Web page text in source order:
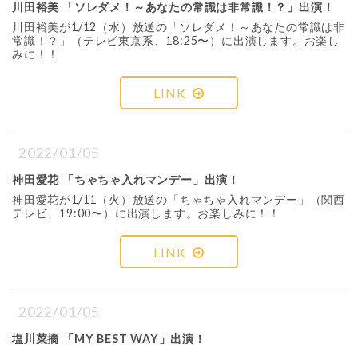
川田裕美 「ソレダメ！～あなたの常識は非常識！？」出演！
川田裕美が1/12（水）放送の「ソレダメ！～あなたの常識は非
常識！？」（テレビ東京系、18:25〜）に出演します。お楽し
みに！！
LINK
2022/01/05
神田愛花 「ちゃちゃ入れマンデー」出演！
神田愛花が1/11（火）放送の「ちゃちゃ入れマンデー」（関西
テレビ、19:00〜）に出演します。お楽しみに！！
LINK
2022/01/05
塩川菜摘 「MY BEST WAY」出演！